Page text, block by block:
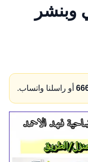
وبنشر
أو راسلنا واتساب.